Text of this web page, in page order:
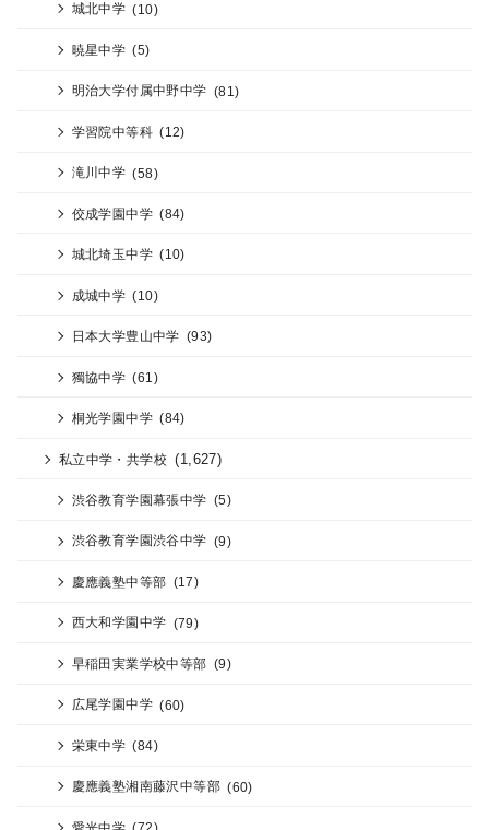
城北中学 (10)
暁星中学 (5)
明治大学付属中野中学 (81)
学習院中等科 (12)
滝川中学 (58)
佼成学園中学 (84)
城北埼玉中学 (10)
成城中学 (10)
日本大学豊山中学 (93)
獨協中学 (61)
桐光学園中学 (84)
私立中学・共学校 (1,627)
渋谷教育学園幕張中学 (5)
渋谷教育学園渋谷中学 (9)
慶應義塾中等部 (17)
西大和学園中学 (79)
早稲田実業学校中等部 (9)
広尾学園中学 (60)
栄東中学 (84)
慶應義塾湘南藤沢中等部 (60)
愛光中学 (72)